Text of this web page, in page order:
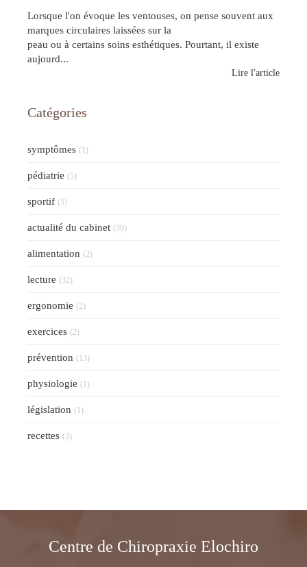
Lorsque l'on évoque les ventouses, on pense souvent aux
marques circulaires laissées sur la
peau ou à certains soins esthétiques. Pourtant, il existe
aujourd...
Lire l'article
Catégories
symptômes (1)
pédiatrie (5)
sportif (5)
actualité du cabinet (30)
alimentation (2)
lecture (32)
ergonomie (2)
exercices (2)
prévention (13)
physiologie (1)
législation (1)
recettes (3)
Centre de Chiropraxie Elochiro